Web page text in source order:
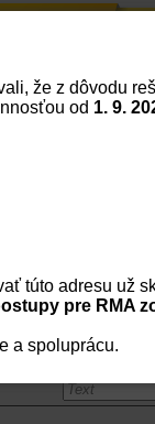
káble
káble
(RJ10, RJ11)
O nás
že z dôvodu
od 1. 9.
túto adresu už
pre RMA
a spoluprácu.